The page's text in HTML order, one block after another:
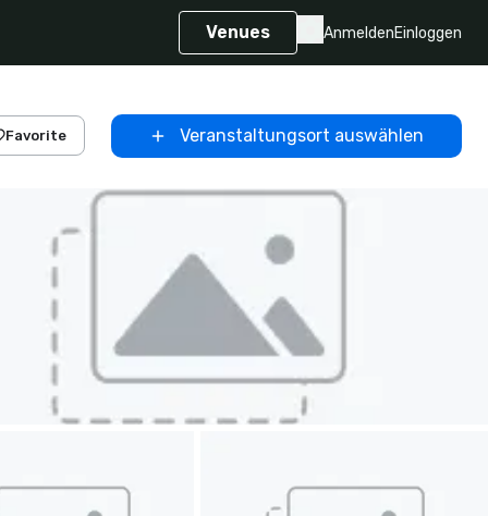
Venues AnmeldenEinloggen
Favorite Veranstaltungsort auswählen